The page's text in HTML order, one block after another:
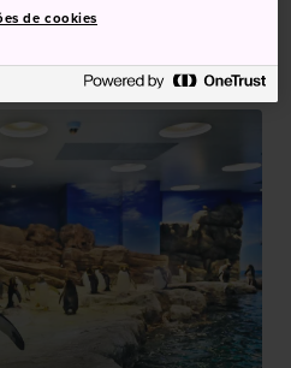
Aquário de Toba
de cookies